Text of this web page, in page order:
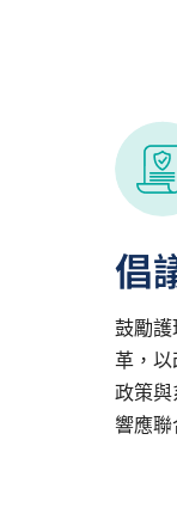
倡
鼓勵
革，
政策
響應聯